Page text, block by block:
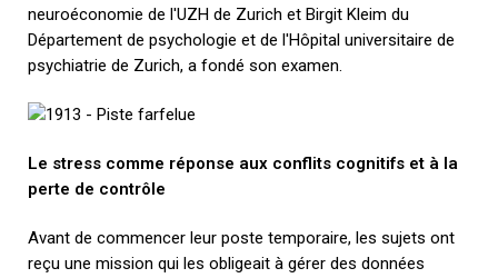
neuroéconomie de l'UZH de Zurich et Birgit Kleim du
Département de psychologie et de l'Hôpital universitaire de
psychiatrie de Zurich, a fondé son examen.
Le stress comme réponse aux conflits cognitifs et à la
perte de contrôle
Avant de commencer leur poste temporaire, les sujets ont
reçu une mission qui les obligeait à gérer des données